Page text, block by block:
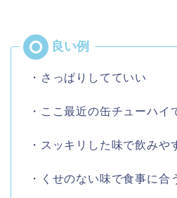
・さっぱりしてていい
・ここ最近の缶チューハイ
・スッキリした味で飲みや
・くせのない味で食事に合